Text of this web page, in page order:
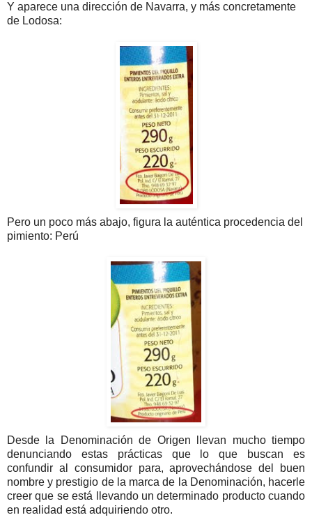
Y aparece una dirección de Navarra, y más concretamente
de Lodosa:
Pero un poco más abajo, figura la auténtica procedencia del
pimiento: Perú
Desde la Denominación de Origen llevan mucho tiempo
denunciando estas prácticas que lo que buscan es
confundir al consumidor para, aprovechándose del buen
nombre y prestigio de la marca de la Denominación, hacerle
creer que se está llevando un determinado producto cuando
en realidad está adquiriendo otro.